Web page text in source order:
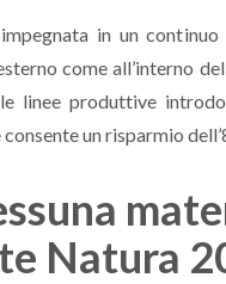
in un
come all’interno
linee produttive
un risparmio
Natura